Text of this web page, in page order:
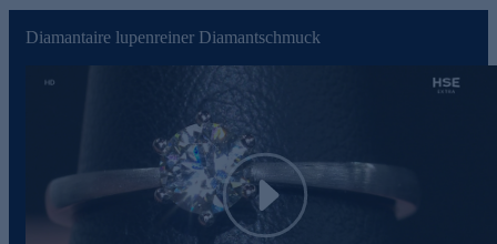
Diamantaire lupenreiner Diamantschmuck
Play